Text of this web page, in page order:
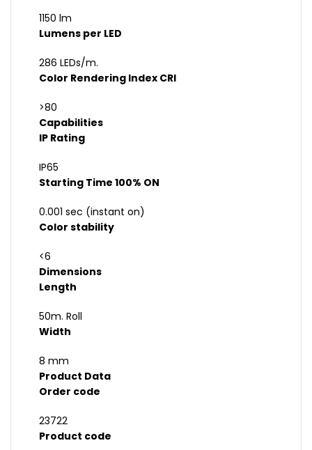
1150 lm
Lumens per LED
286 LEDs/m.
Color Rendering Index CRI
>80
Capabilities
IP Rating
IP65
Starting Time 100% ON
0.001 sec (instant on)
Color stability
<6
Dimensions
Length
50m. Roll
Width
8 mm
Product Data
Order code
23722
Product code